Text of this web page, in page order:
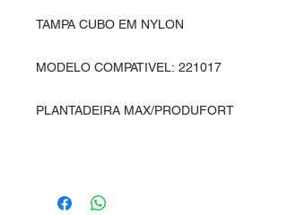
TAMPA CUBO EM NYLON
MODELO COMPATIVEL: 221017
PLANTADEIRA MAX/PRODUFORT